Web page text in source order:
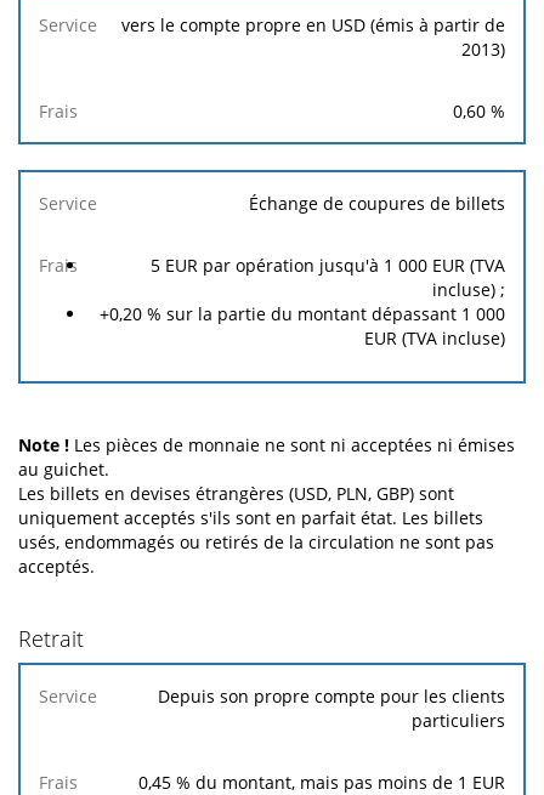
vers le compte propre en USD (émis à partir de
2013)
0,60 %
Échange de coupures de billets
5 EUR par opération jusqu'à 1 000 EUR (TVA
incluse) ;
+0,20 % sur la partie du montant dépassant 1 000
EUR (TVA incluse)
Note ! Les pièces de monnaie ne sont ni acceptées ni émises
au guichet.
Les billets en devises étrangères (USD, PLN, GBP) sont
uniquement acceptés s'ils sont en parfait état. Les billets
usés, endommagés ou retirés de la circulation ne sont pas
acceptés.
Retrait
Service FraisDepuis son propre compte pour les clients
particuliers
0,45 % du montant, mais pas moins de 1 EUR